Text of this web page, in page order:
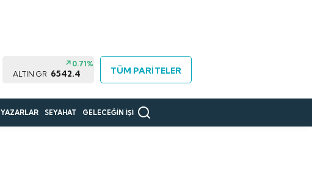
ALTIN GR 6542.4
0.71%
TÜM PARİTELER
YAZARLAR SEYAHAT GELECEĞİN İŞİ